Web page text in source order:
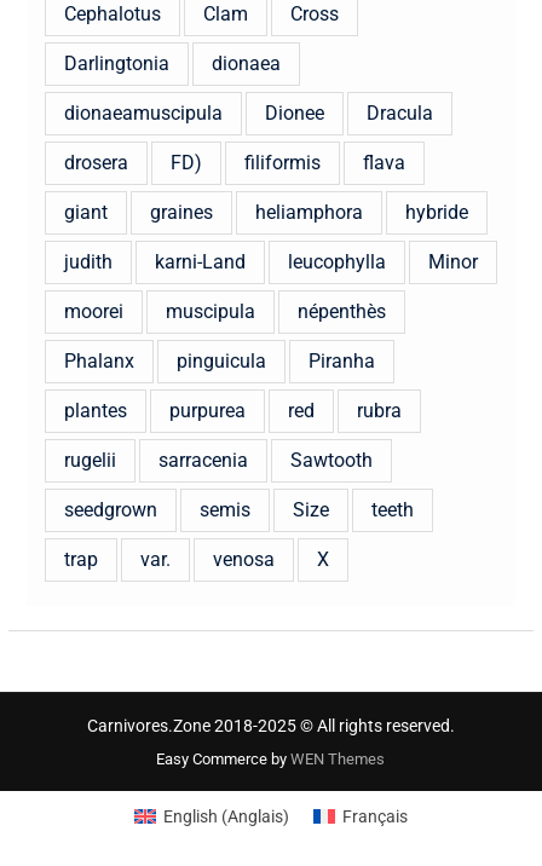
Cephalotus Clam Cross
Darlingtonia dionaea
dionaeamuscipula Dionee Dracula
drosera FD) filiformis flava
giant graines heliamphora hybride
judith karni-Land leucophylla Minor
moorei muscipula népenthès
Phalanx pinguicula Piranha
plantes purpurea red rubra
rugelii sarracenia Sawtooth
seedgrown semis Size teeth
trap var. venosa X
Carnivores.Zone 2018-2025 © All rights reserved.
Easy Commerce byWEN Themes
English (Anglais) Français